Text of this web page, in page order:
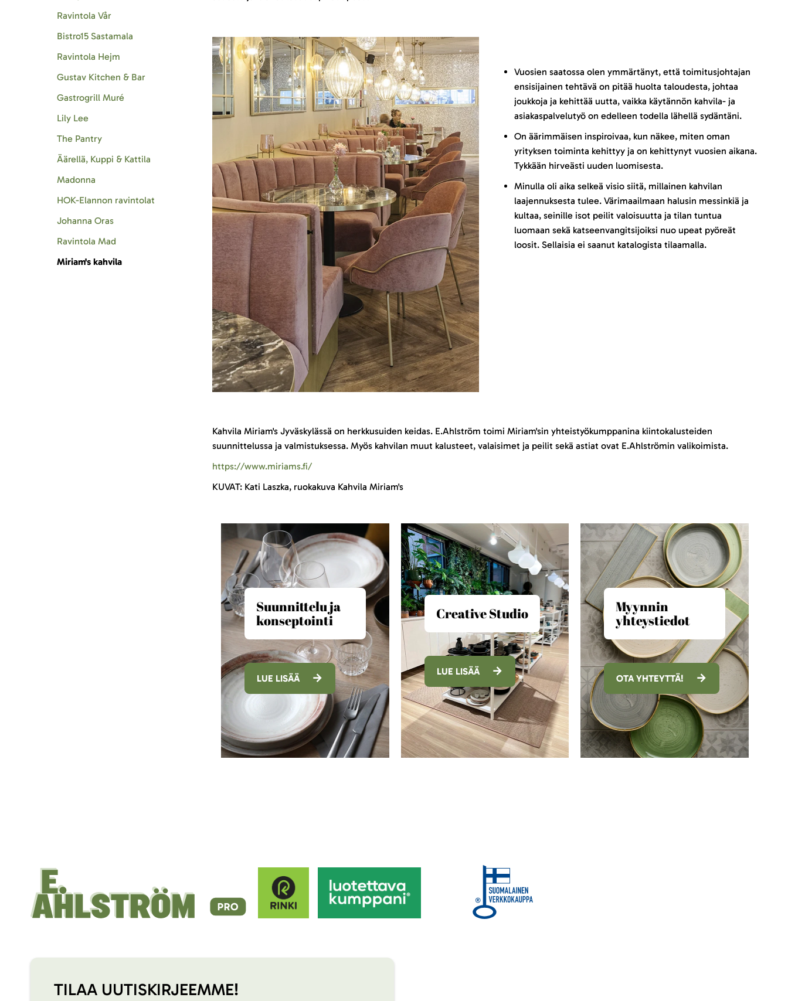
Vuosien saatossa olen ymmärtänyt, että toimitusjohtajan
ensisijainen tehtävä on pitää huolta taloudesta, johtaa
joukkoja ja kehittää uutta, vaikka käytännön kahvila- ja
asiakaspalvelutyö on edelleen todella lähellä sydäntäni.
On äärimmäisen inspiroivaa, kun näkee, miten oman
yrityksen toiminta kehittyy ja on kehittynyt vuosien aikana.
Tykkään hirveästi uuden luomisesta.
Minulla oli aika selkeä visio siitä, millainen kahvilan
laajennuksesta tulee. Värimaailmaan halusin messinkiä ja
kultaa, seinille isot peilit valoisuutta ja tilan tuntua
luomaan sekä katseenvangitsijoiksi nuo upeat pyöreät
loosit. Sellaisia ei saanut katalogista tilaamalla.
Kahvila Miriam's Jyväskylässä on herkkusuiden keidas. E.Ahlström toimi Miriam'sin yhteistyökumppanina kiintokalusteiden
suunnittelussa ja valmistuksessa. Myös kahvilan muut kalusteet, valaisimet ja peilit sekä astiat ovat E.Ahlströmin valikoimista.
https://www.miriams.fi/
KUVAT: Kati Laszka, ruokakuva Kahvila Miriam's
Suunnittelu ja
konseptointi
LUE LISÄÄ
Creative Studio
LUE LISÄÄ
Myynnin
yhteystiedot
OTA YHTEYTTÄ!
Ravintola Vår
Bistro15 Sastamala
Ravintola Hejm
Gustav Kitchen & Bar
Gastrogrill Muré
Lily Lee
The Pantry
Äärellä, Kuppi & Kattila
Madonna
HOK-Elannon ravintolat
Johanna Oras
Ravintola Mad
Miriam's kahvila
TILAA UUTISKIRJEEMME!